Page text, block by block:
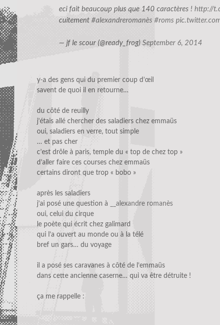
eci fait beaucoup plus que 140 caractères ! http://
cuitement #alexandreromanès #roms
— jf le scour (@ready_frog) September 6, 2014
y-a des gens qui du premier coup d’œil
savent de quoi il en retourne…
du côté de reuilly
j’étais allé chercher des saladiers chez emmaüs
oui, saladiers en verre, tout simple
… et pas cher
c’est drôle à paris, temple du « top de chez top »
d’aller faire ces courses chez emmaüs
certains diront que trop « bobo »
après les saladiers
j’ai posé une question à
__alexandre romanès
oui, celui du cirque
le poète qui écrit chez galimard
qui l’a ouvert au monde ou à la télé
bref un gars… du voyage
il a posé ses caravanes à côté de l’emmaüs
dans cette ancienne caserne… qui va être détruite !
ça me rappelle :